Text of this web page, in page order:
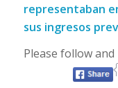
representaban
sus ingresos
Please follow and